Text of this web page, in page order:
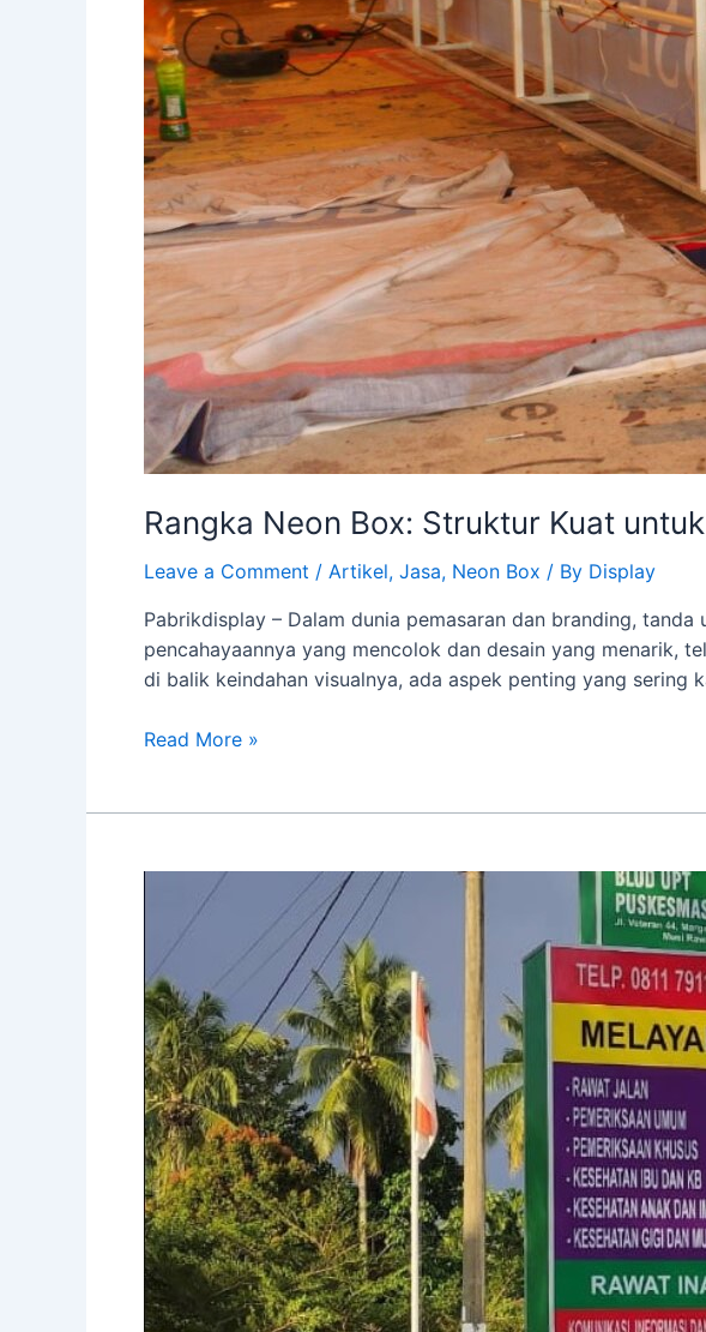
Rangka Neon Box: Struktur Kuat
Leave a Comment / Artikel, Jasa, Neon Box / By Display
Pabrikdisplay – Dalam dunia pemasaran dan branding,
pencahayaannya yang mencolok dan desain yang menarik,
di balik keindahan visualnya, ada aspek penting yang
Tahan
Lama
Read More »
Puskesmas:
Memudahkan
Pencarian
dengan
Desain
Menarik